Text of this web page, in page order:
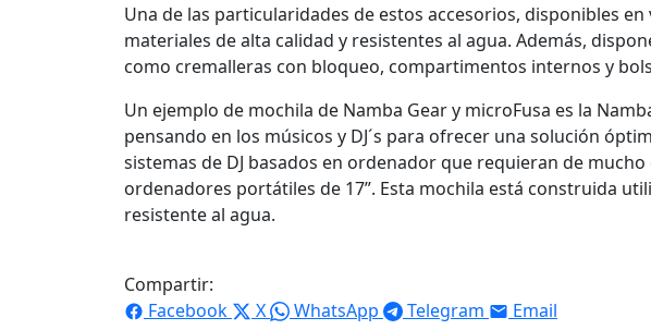
Una de las particularidades de estos accesorios, disponibles
materiales de alta calidad y resistentes al agua. Además,
como cremalleras con bloqueo, compartimentos internos y
Un ejemplo de mochila de Namba Gear y microFusa es la
pensando en los músicos y DJ´s para ofrecer una solución
sistemas de DJ basados en ordenador que requieran de
ordenadores portátiles de 17”. Esta mochila está construida
resistente al agua.
Compartir:
Facebook
X WhatsApp Telegram Email